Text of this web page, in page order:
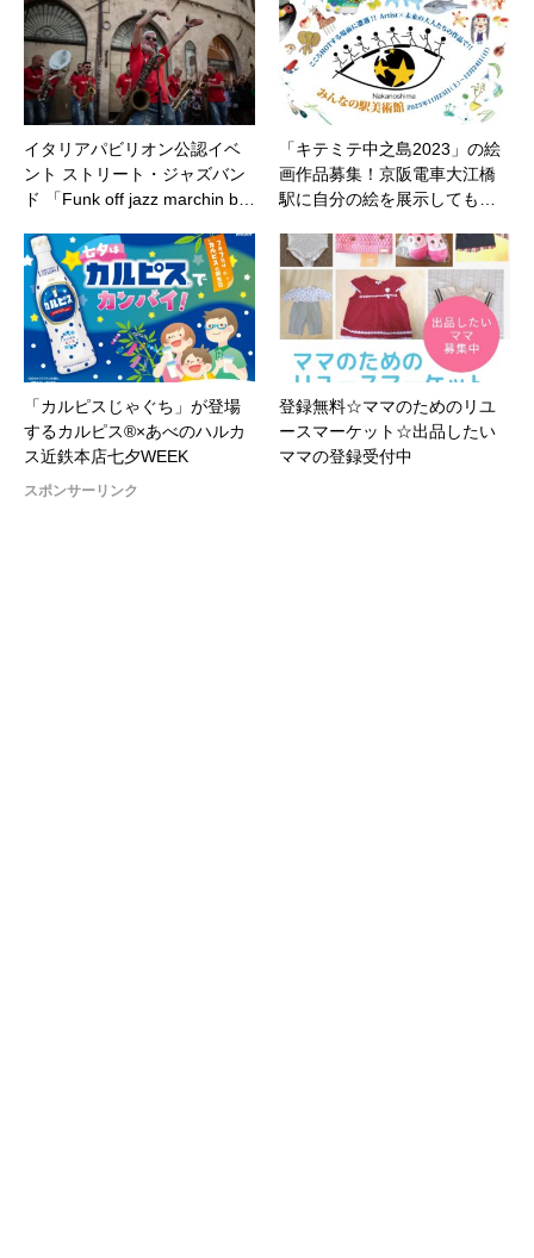
イタリアパビリオン公認イベ
ント ストリート・ジャズバン
ド 「Funk off jazz marchin b…
「キテミテ中之島2023」の絵
画作品募集！京阪電車大江橋
駅に自分の絵を展示しても…
「カルピスじゃぐち」が登場
するカルピス®×あべのハルカ
ス近鉄本店七夕WEEK
登録無料☆ママのためのリユ
ースマーケット☆出品したい
ママの登録受付中
スポンサーリンク